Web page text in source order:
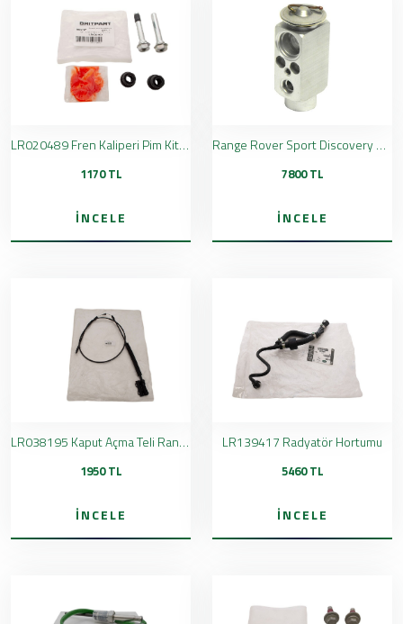
LR020489 Fren Kaliperi Pim Kiti Britpart
1170 TL
İNCELE
Range Rover Sport Discovery Klima Valfi JQD500010
7800 TL
İNCELE
LR038195 Kaput Açma Teli Range Rover
1950 TL
İNCELE
LR139417 Radyatör Hortumu
5460 TL
İNCELE